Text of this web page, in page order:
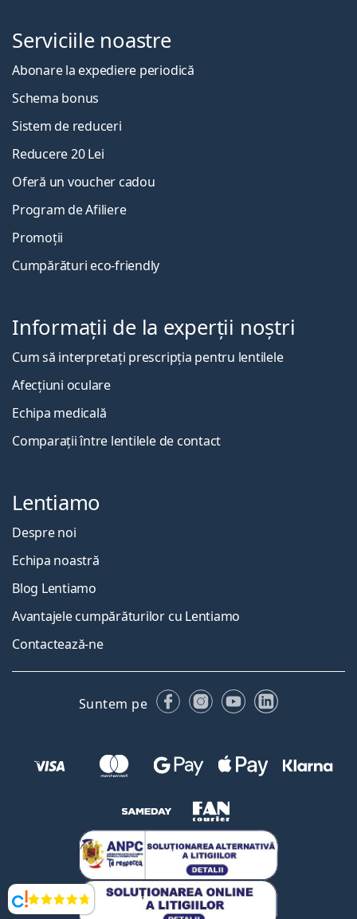
Opinii
Serviciile noastre
Abonare la expediere periodică
Schema bonus
Sistem de reduceri
Reducere 20 Lei
Oferă un voucher cadou
Program de Afiliere
Promoții
Cumpărături eco-friendly
Informații de la experții noștri
Cum să interpretați prescripția pentru lentilele
Afecțiuni oculare
Echipa medicală
Comparații între lentilele de contact
Lentiamo
Despre noi
Echipa noastră
Blog Lentiamo
Avantajele cumpărăturilor cu Lentiamo
Contactează-ne
Suntem pe FacebookInstagram
YouTubeLinkedIn